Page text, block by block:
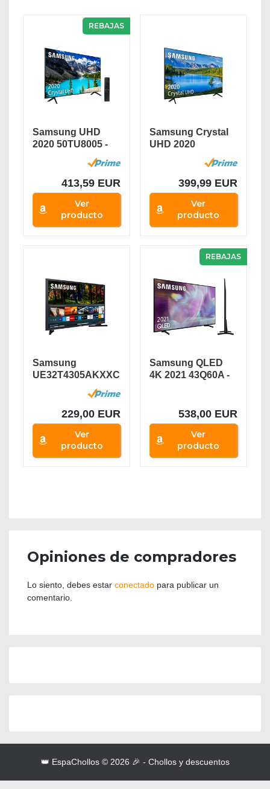
REBAJAS
Samsung UHD
2020 50TU8005 -
Smart TV de 50"
413,59 EUR
Ver
producto
Samsung Crystal
UHD 2020
43TU7095 - Smart
399,99 EUR
Ver
producto
Samsung
UE32T4305AKXXC
Smart TV de 32"
229,00 EUR
Ver
producto
REBAJAS
Samsung QLED
4K 2021 43Q60A -
538,00 EUR
Ver
producto
Opiniones de compradores
Lo siento, debes estar conectado para publicar un
comentario.
👑 EspaChollos © 2026 🎉 - Chollos y descuentos